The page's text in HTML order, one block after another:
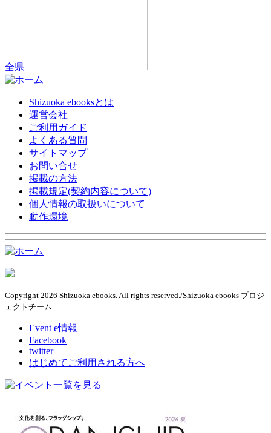
全県
Shizuoka ebooksとは
運営会社
ご利用ガイド
よくある質問
サイトマップ
お問い合せ
掲載の方法
掲載規定(契約内容について)
個人情報の取扱いについて
動作環境
Copyright 2026 Shizuoka ebooks. All rights reserved./Shizuoka ebooks プロジ
ェクトチーム
Event e情報
Facebook
twitter
はじめてご利用される方へ